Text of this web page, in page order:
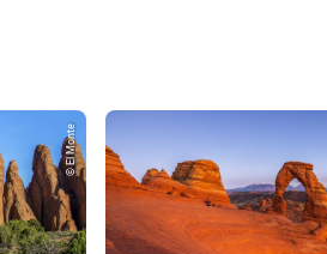
© El Monte